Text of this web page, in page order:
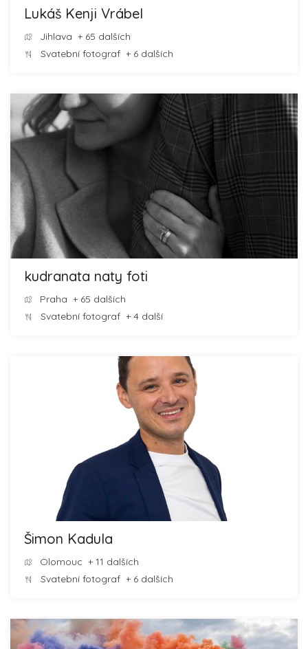
Lukáš Kenji Vrábel
Jihlava + 65 dalších
Svatební fotograf + 6 dalších
kudranata naty foti
Praha + 65 dalších
Svatební fotograf + 4 další
Šimon Kadula
Olomouc + 11 dalších
Svatební fotograf + 6 dalších